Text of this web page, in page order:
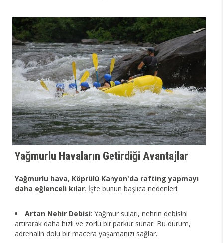
Yağmurlu Havaların Getirdiği Avantajlar
Yağmurlu hava, Köprülü Kanyon'da rafting yapmayı
daha eğlenceli kılar. İşte bunun başlıca nedenleri:
Artan Nehir Debisi: Yağmur suları, nehrin debisini
artırarak daha hızlı ve zorlu bir parkur sunar. Bu durum,
adrenalin dolu bir macera yaşamanızı sağlar.